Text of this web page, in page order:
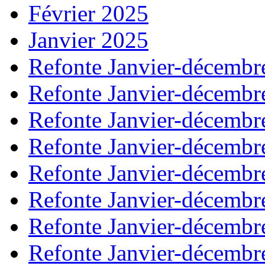
Février 2025
Janvier 2025
Refonte Janvier-
Refonte Janvier-
Refonte Janvier-
Refonte Janvier-
Refonte Janvier-
Refonte Janvier-
Refonte Janvier-
Refonte Janvier-